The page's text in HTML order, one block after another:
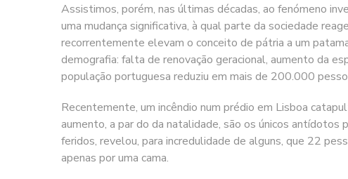
Assistimos, porém, nas últimas décadas, ao fenómeno
uma mudança significativa, à qual parte da sociedade
recorrentemente elevam o conceito de pátria a um
demografia: falta de renovação geracional, aumento da
população portuguesa reduziu em mais de 200.000
Recentemente, um incêndio num prédio em Lisboa
aumento, a par do da natalidade, são os únicos
feridos, revelou, para incredulidade de alguns, que 22
apenas por uma cama.